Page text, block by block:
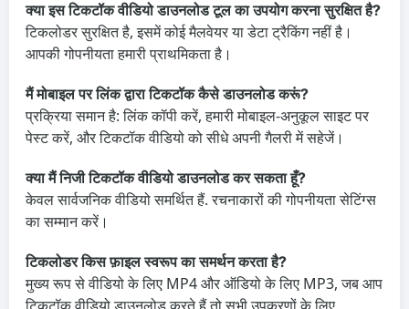
क्या इस टिकटॉक वीडियो डाउनलोड टूल का उपयोग करना सुरक्षित है?
टिकलोडर सुरक्षित है, इसमें कोई मैलवेयर या डेटा ट्रैकिंग नहीं है।
आपकी गोपनीयता हमारी प्राथमिकता है।
मैं मोबाइल पर लिंक द्वारा टिकटॉक कैसे डाउनलोड करूं?
प्रक्रिया समान है: लिंक कॉपी करें, हमारी मोबाइल-अनुकूल साइट पर
पेस्ट करें, और टिकटॉक वीडियो को सीधे अपनी गैलरी में सहेजें।
क्या मैं निजी टिकटॉक वीडियो डाउनलोड कर सकता हूँ?
केवल सार्वजनिक वीडियो समर्थित हैं. रचनाकारों की गोपनीयता सेटिंग्स
का सम्मान करें।
टिकलोडर किस फ़ाइल स्वरूप का समर्थन करता है?
मुख्य रूप से वीडियो के लिए MP4 और ऑडियो के लिए MP3, जब आप